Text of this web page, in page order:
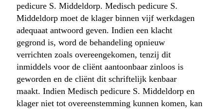
pedicure S. Middeldorp. Medisch pedicure S.
Middeldorp moet de klager binnen vijf werkdagen
adequaat antwoord geven. Indien een klacht
gegrond is, word de behandeling opnieuw
verrichten zoals overeengekomen, tenzij dit
inmiddels voor de cliënt aantoonbaar zinloos is
geworden en de cliënt dit schriftelijk kenbaar
maakt. Indien Medisch pedicure S. Middeldorp en
klager niet tot overeenstemming kunnen komen, kan